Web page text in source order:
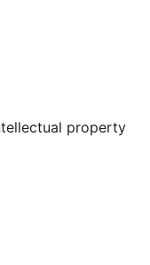
property